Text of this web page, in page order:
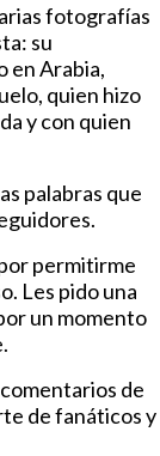
fotografías
su
en Arabia,
quien hizo
y con quien
palabras que
permitirme
Les pido una
un momento
de
de fanáticos y